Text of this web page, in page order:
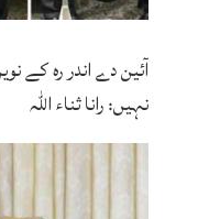
آئین دے اندر رہ کے
نہیں: رانا ثناء اللہ